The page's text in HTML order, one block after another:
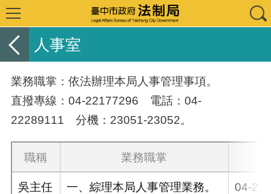
人事室
業務職掌：依法辦理本局人事管理事項。
直撥專線：04-22177296 電話：04-
22289111 分機：23051-23052。
職稱 業務職掌
吳主任
一、綜理本局人事管理業務。
04-